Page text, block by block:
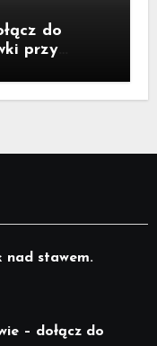
do
przy
nad stawem.
– dołącz do